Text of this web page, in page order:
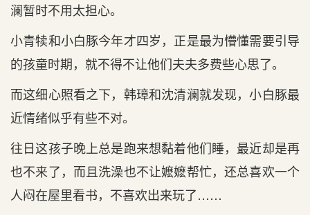
澜暂时不用太担心。
小青犊和小白豚今年才四岁，正是最为懵懂需要引导
的孩童时期，就不得不让他们夫夫多费些心思了。
而这细心照看之下，韩璋和沈清澜就发现，小白豚最
近情绪似乎有些不对。
往日这孩子晚上总是跑来想黏着他们睡，最近却是再
也不来了，而且洗澡也不让嬷嬷帮忙，还总喜欢一个
人闷在屋里看书，不喜欢出来玩了……